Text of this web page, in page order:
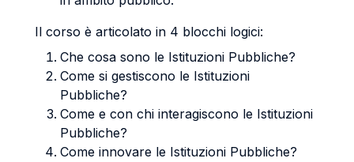
Il corso è articolato in 4 blocchi logici:
Che cosa sono le Istituzioni Pubbliche?
Come si gestiscono le Istituzioni
Pubbliche?
Come e con chi interagiscono le Istituzioni
Pubbliche?
Come innovare le Istituzioni Pubbliche?